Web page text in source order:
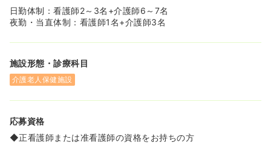
日勤体制：看護師2～3名+介護師6～7名
夜勤・当直体制：看護師1名+介護師3名
施設形態・診療科目
介護老人保健施設
応募資格
◆正看護師または准看護師の資格をお持ちの方